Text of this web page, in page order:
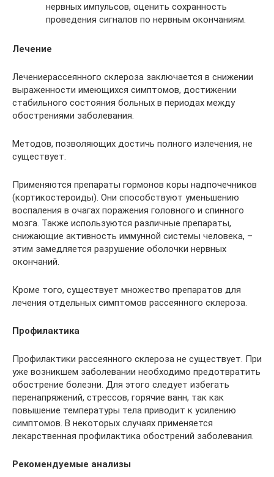
нервных импульсов, оценить сохранность
проведения сигналов по нервным окончаниям.
Лечение
Лечениерассеянного склероза заключается в снижении
выраженности имеющихся симптомов, достижении
стабильного состояния больных в периодах между
обострениями заболевания.
Методов, позволяющих достичь полного излечения, не
существует.
Применяются препараты гормонов коры надпочечников
(кортикостероиды). Они способствуют уменьшению
воспаления в очагах поражения головного и спинного
мозга. Также используются различные препараты,
снижающие активность иммунной системы человека, –
этим замедляется разрушение оболочки нервных
окончаний.
Кроме того, существует множество препаратов для
лечения отдельных симптомов рассеянного склероза.
Профилактика
Профилактики рассеянного склероза не существует. При
уже возникшем заболевании необходимо предотвратить
обострение болезни. Для этого следует избегать
перенапряжений, стрессов, горячие ванн, так как
повышение температуры тела приводит к усилению
симптомов. В некоторых случаях применяется
лекарственная профилактика обострений заболевания.
Рекомендуемые анализы